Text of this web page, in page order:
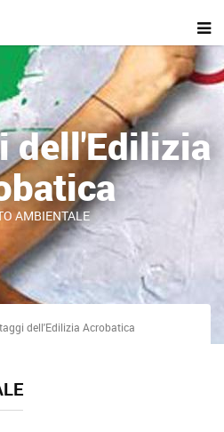
dell'Edilizia
AMBIENTALE
dell'Edilizia Acrobatica